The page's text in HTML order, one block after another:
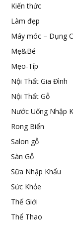
Kiến thức
Làm đẹp
Máy móc – Dụng
Mẹ&Bé
Mẹo-Típ
Nội Thất Gia Đình
Nội Thất Gỗ
Nước Uống Nhập
Rong Biển
Salon gỗ
Sàn Gỗ
Sữa Nhập Khẩu
Sức Khỏe
Thế Giới
Thể Thao